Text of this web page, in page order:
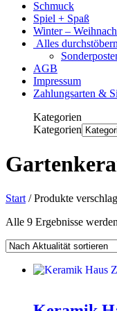
Schmuck
Spiel + Spaß
Winter –
Alles durchstöbern
AGB
Impressum
Zahlungsarten &
Kategorien
Kategorien
Start / Produkte
Alle 9 Ergebnisse